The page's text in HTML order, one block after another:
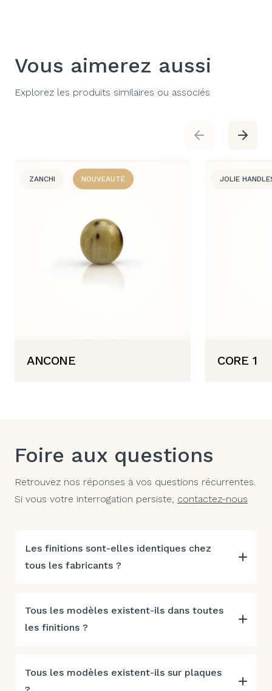
Vous aimerez aussi
Explorez les produits similaires ou associés
ZANCHI NOUVEAUTÉ
ANCONE
JOLIE
CORE 1
Foire aux questions
Retrouvez nos réponses à vos questions récurrentes.
Si vous votre interrogation persiste, contactez-nous
Les finitions sont-elles identiques chez
tous les fabricants ?
Tous les modèles existent-ils dans toutes
les finitions ?
Tous les modèles existent-ils sur plaques